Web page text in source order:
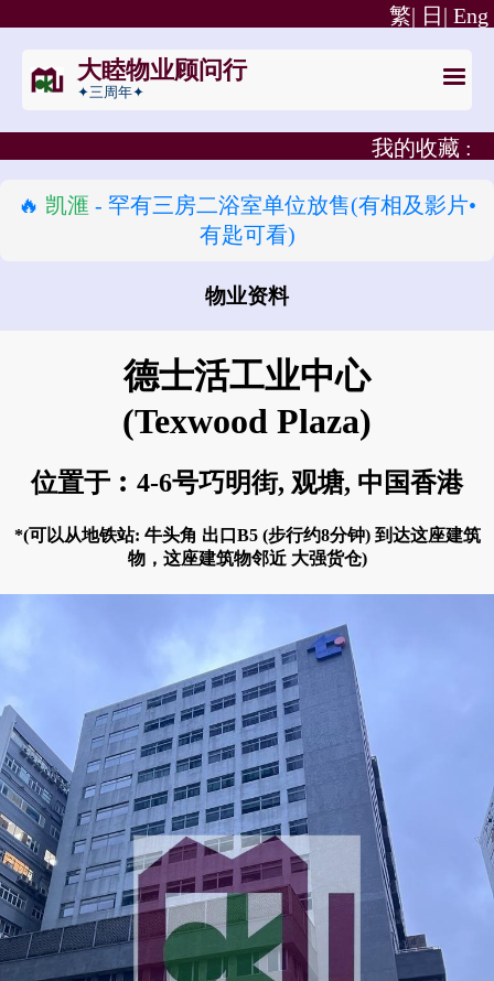
Eng
日|
繁|
大睦物业顾问行
✦三周年✦
我的收藏 :
🔥 凯滙 - 罕有三房二浴室单位放售(有相及影片•
有匙可看)
物业资料
德士活工业中心
(Texwood Plaza)
位置于︰4-6号巧明街, 观塘, 中国香港
*(可以从地铁站: 牛头角 出口B5 (步行约8分钟) 到达这座建筑
物，这座建筑物邻近 大强货仓)